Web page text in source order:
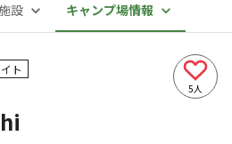
設 キャンプ場情報
ト
5人